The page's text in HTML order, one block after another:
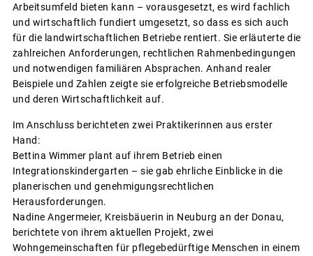
Arbeitsumfeld bieten kann – vorausgesetzt, es wird fachlich
und wirtschaftlich fundiert umgesetzt, so dass es sich auch
für die landwirtschaftlichen Betriebe rentiert. Sie erläuterte die
zahlreichen Anforderungen, rechtlichen Rahmenbedingungen
und notwendigen familiären Absprachen. Anhand realer
Beispiele und Zahlen zeigte sie erfolgreiche Betriebsmodelle
und deren Wirtschaftlichkeit auf.
Im Anschluss berichteten zwei Praktikerinnen aus erster
Hand:
Bettina Wimmer plant auf ihrem Betrieb einen
Integrationskindergarten – sie gab ehrliche Einblicke in die
planerischen und genehmigungsrechtlichen
Herausforderungen.
Nadine Angermeier, Kreisbäuerin in Neuburg an der Donau,
berichtete von ihrem aktuellen Projekt, zwei
Wohngemeinschaften für pflegebedürftige Menschen in einem